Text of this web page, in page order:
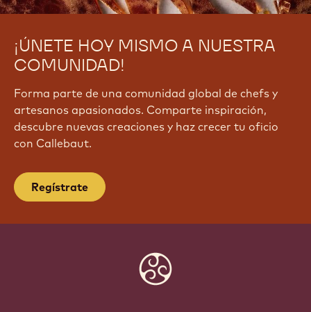
¡ÚNETE HOY MISMO A NUESTRA
COMUNIDAD!
Forma parte de una comunidad global de chefs y
artesanos apasionados. Comparte inspiración,
descubre nuevas creaciones y haz crecer tu oficio
con Callebaut.
Regístrate